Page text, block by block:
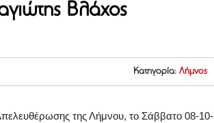
Βλάχος
Κατηγορία: Λήμνος
της Λήμνου, το Σάββατο 08-10-